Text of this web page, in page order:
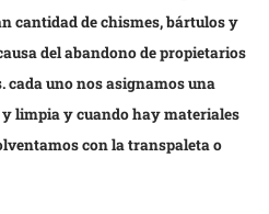
cantidad de chismes, bártulos y
del abandono de propietarios
cada uno nos asignamos una
limpia y cuando hay materiales
con la transpaleta o